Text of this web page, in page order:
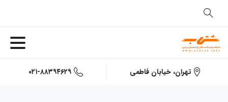
تهران، خیابان فاطمی ۰۲۱-۸۸۳۹۴۶۲۹